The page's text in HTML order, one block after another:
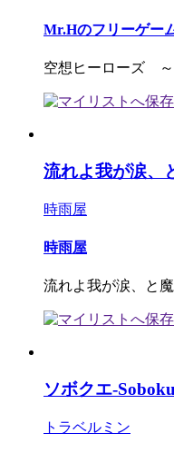
Mr.Hのフリーゲー
空想ヒーローズ ～
流れよ我が涙、
時雨屋
時雨屋
流れよ我が涙、と
ソボクエ-
トラベルミン